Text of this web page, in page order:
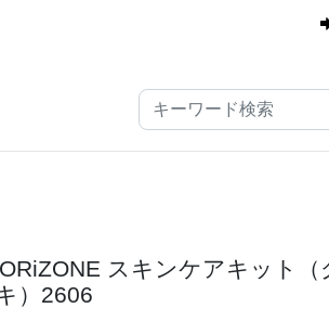
スキンケアキット
）2606